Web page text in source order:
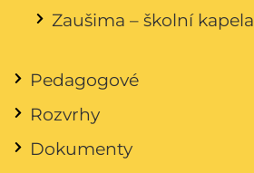
Zaušima – školní kapela
Pedagogové
Rozvrhy
Dokumenty